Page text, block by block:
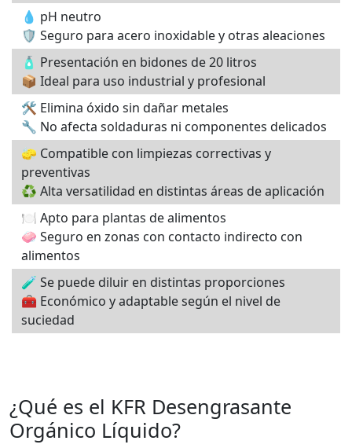
💧 pH neutro
🛡️ Seguro para acero inoxidable y otras aleaciones
🧴 Presentación en bidones de 20 litros
📦 Ideal para uso industrial y profesional
🛠️ Elimina óxido sin dañar metales
🔧 No afecta soldaduras ni componentes delicados
🧽 Compatible con limpiezas correctivas y
preventivas
♻️ Alta versatilidad en distintas áreas de aplicación
🍽️ Apto para plantas de alimentos
🧼 Seguro en zonas con contacto indirecto con
alimentos
🧪 Se puede diluir en distintas proporciones
🧰 Económico y adaptable según el nivel de
suciedad
¿Qué es el KFR Desengrasante
Orgánico Líquido?